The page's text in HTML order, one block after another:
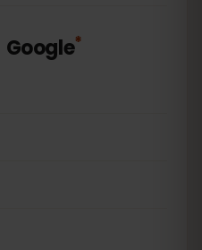
Google*